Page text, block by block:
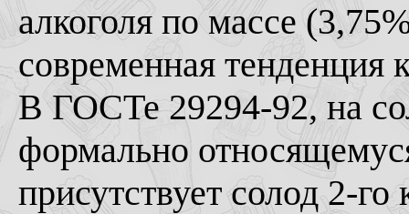
алкоголя по массе
современная
В ГОСТе 29294-92, на
формально
присутствует солод 2-